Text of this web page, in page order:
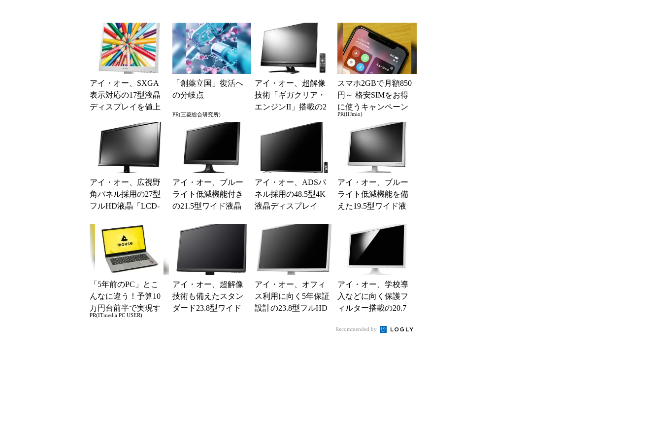
アイ・オー、SXGA
表示対応の17型液晶
ディスプレイを値上
化に伴う措置
「創薬立国」復活へ
の分岐点
PR(三菱総合研究所)
アイ・オー、超解像
技術「ギガクリア・
エンジンII」搭載の2
スマホ2GBで月額850
円～ 格安SIMをお得
に使うキャンペーン
実施中！
PR(IIJmio)
アイ・オー、広視野
角パネル採用の27型
フルHD液晶「LCD-
アイ・オー、ブルー
ライト低減機能付き
の21.5型ワイド液晶
2」
アイ・オー、ADSパ
ネル採用の48.5型4K
液晶ディスプレイ
アイ・オー、ブルー
ライト低減機能を備
えた19.5型ワイド液
「5年前のPC」とこ
んなに違う！予算10
万円台前半で実現す
る快適PCライフ
PR(ITmedia PC USER)
アイ・オー、超解像
技術も備えたスタン
ダード23.8型ワイド
アイ・オー、オフィ
ス利用に向く5年保証
設計の23.8型フルHD
アイ・オー、学校導
入などに向く保護フ
ィルター搭載の20.7
Recommended by